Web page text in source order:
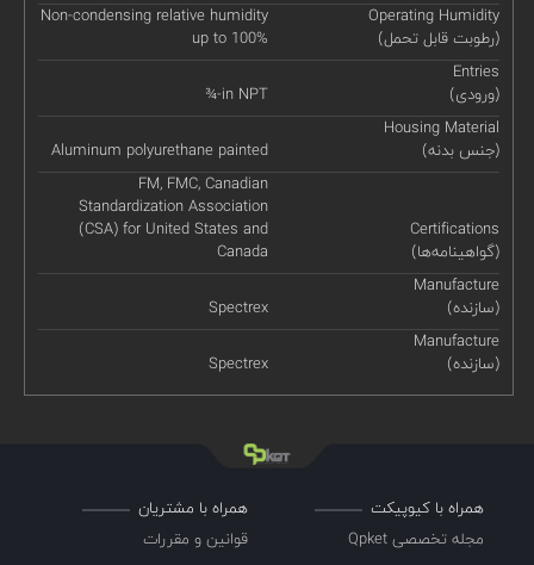
Operating Humidity
(رطوبت قابل تحمل)
Non-condensing relative humidity
up to 100%
Entries
(ورودی)
¾-in NPT
Housing Material
(جنس بدنه)
Aluminum polyurethane painted
Certifications
(گواهینامه‌ها)
FM, FMC, Canadian
Standardization Association
(CSA) for United States and
Canada
Manufacture
(سازنده)
Spectrex
Manufacture
(سازنده)
Spectrex
همراه با کیوپیکت
مجله تخصصی Qpket
همراه با مشتریان
قوانین و مقررات